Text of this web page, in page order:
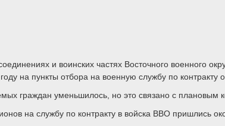
и воинских частях Восточного военного
на пункты отбора на военную службу по контракту
граждан уменьшилось, но это связано с плановым
на службу по контракту в войска ВВО пришлись